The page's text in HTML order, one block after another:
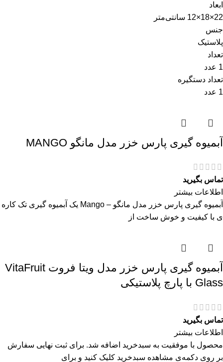
ابعاد
22×18×12 سانتی‌متر
جنس
پلاستیک
تعداد
1 عدد
تعداد دستگیره
1 عدد
آبمیوه گیری پارس خزر مدل مانگو MANGO
تماس بگیرید
اطلاعات بیشتر
آبمیوه گیری پارس خزر مدل مانگو – Mango یک آبمیوه گیری تک کاره
ی با کیفیت و خوش ساخت از
آبمیوه گیری پارس خزر مدل ویتا فروت VitaFruit
Glass با پارچ پلاستیکی
تماس بگیرید
اطلاعات بیشتر
محصول با موفقیت به سبدخرید اضافه شد. برای ثبت نهایی سفارش
بر روی دکمه‌ی مشاهده سبدخرید کلیک کنید و برای